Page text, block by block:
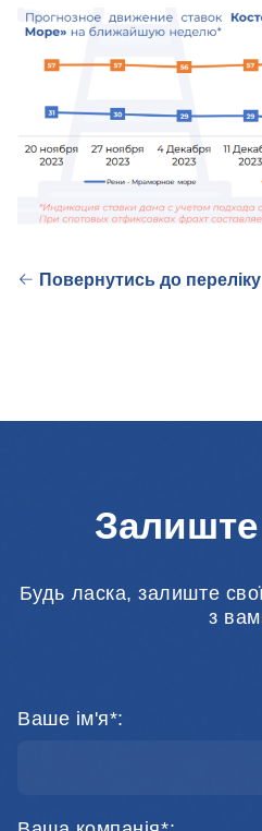
Повернутись до переліку
Залиште
Будь ласка, залиште
з
Ваше ім'я*: